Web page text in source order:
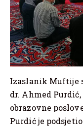
Izaslanik Muftije
dr. Ahmed
obrazovne
Purdić je